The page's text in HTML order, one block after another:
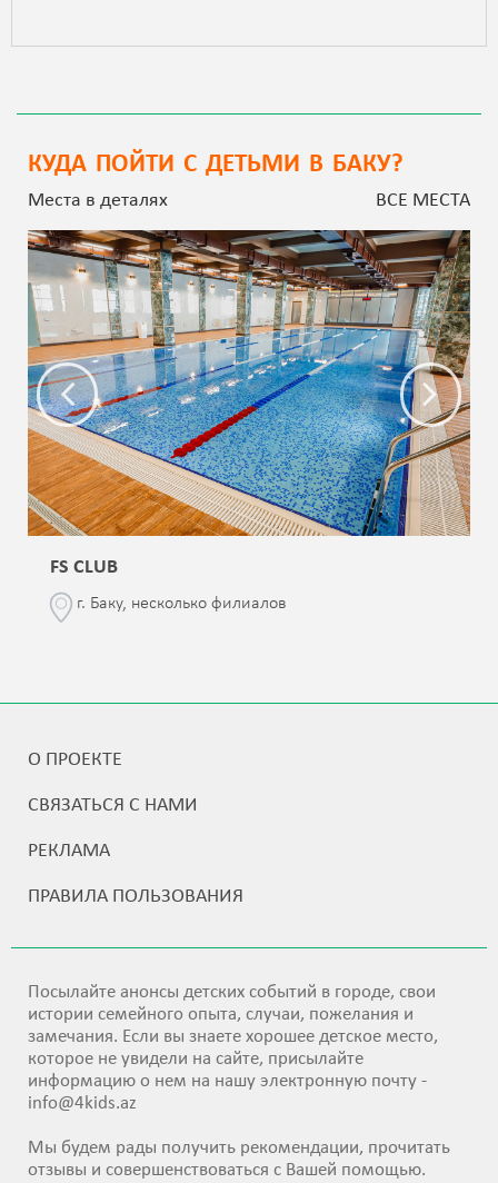
КУДА ПОЙТИ С ДЕТЬМИ В БАКУ?
Места в деталях ВСЕ МЕСТА
FS CLUB
г. Баку, несколько филиалов
О ПРОЕКТЕ
СВЯЗАТЬСЯ С НАМИ
РЕКЛАМА
ПРАВИЛА ПОЛЬЗОВАНИЯ
Посылайте анонсы детских событий в городе, свои
истории семейного опыта, случаи, пожелания и
замечания. Если вы знаете хорошее детское место,
которое не увидели на сайте, присылайте
информацию о нем на нашу электронную почту -
info@4kids.az
Мы будем рады получить рекомендации, прочитать
отзывы и совершенствоваться с Вашей помощью.